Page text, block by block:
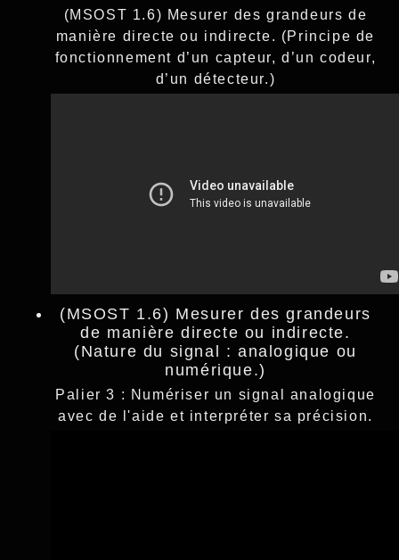
(MSOST 1.6) Mesurer des grandeurs de
manière directe ou indirecte. (Principe de
fonctionnement d’un capteur, d’un codeur,
d’un détecteur.)
(MSOST 1.6) Mesurer des grandeurs
de manière directe ou indirecte.
(Nature du signal : analogique ou
numérique.)
Palier 3 : Numériser un signal analogique
avec de l'aide et interpréter sa précision.